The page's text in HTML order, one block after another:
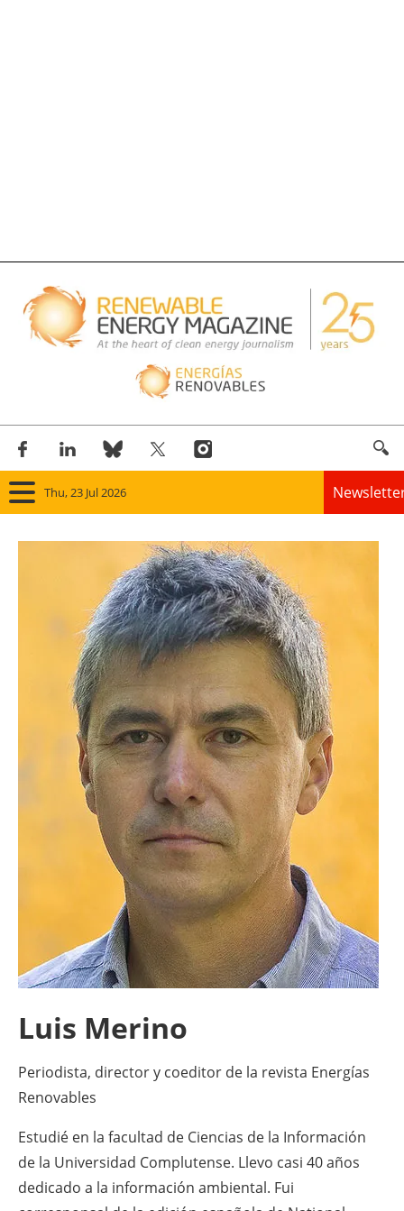
Thu, 23 Jul 2026
Home
Panorama
Wind
Solar
Bioenergy
Other renewables
Storage
Energy saving
Hydrogen
Electric/Hybrid
Interviews
Agenda
Jobs
About us
Luis Merino
Periodista, director y coeditor de la revista Energías
Renovables
Estudié en la facultad de Ciencias de la Información
de la Universidad Complutense. Llevo casi 40 años
dedicado a la información ambiental. Fui